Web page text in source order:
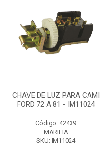
CHAVE DE LUZ PARA CAMI
FORD 72 A 81 - IM11024
Código: 42439
MARILIA
SKU: IM11024